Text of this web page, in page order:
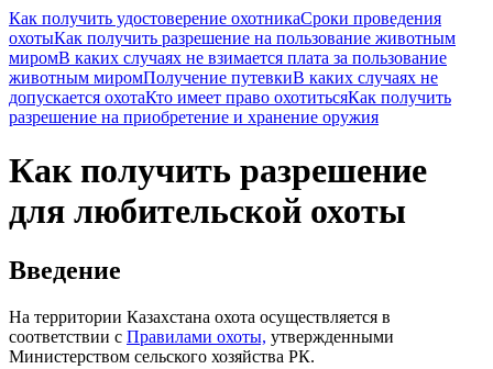
Как получить удостоверение охотникаСроки проведения
охотыКак получить разрешение на пользование животным
миромВ каких случаях не взимается плата за пользование
животным миромПолучение путевкиВ каких случаях не
допускается охотаКто имеет право охотитьсяКак получить
разрешение на приобретение и хранение оружия
Как получить разрешение
для любительской охоты
Введение
На территории Казахстана охота осуществляется в
соответствии с Правилами охоты, утвержденными
Министерством сельского хозяйства РК.